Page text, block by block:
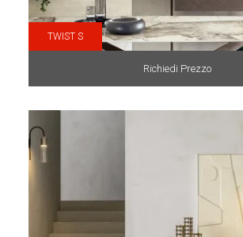
TWIST S
Richiedi Prezzo